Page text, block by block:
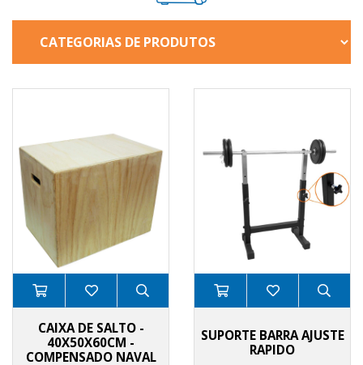
CAIXA DE SALTO -
40X50X60CM -
COMPENSADO NAVAL
SUPORTE BARRA AJUSTE
RAPIDO